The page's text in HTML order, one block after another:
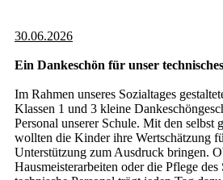
30.06.2026
Ein Dankeschön für unser
Im Rahmen unseres Sozialtages
Klassen 1 und 3 kleine
Personal unserer Schule. Mit den selbst
wollten die Kinder ihre Wertschätzung
Unterstützung zum Ausdruck bringen.
Hausmeisterarbeiten oder die Pflege des